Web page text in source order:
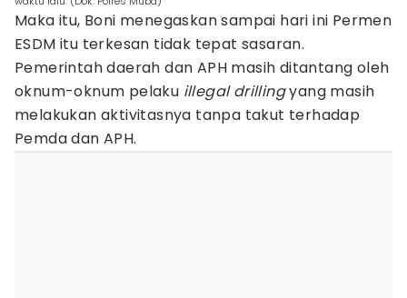
Maka itu, Boni menegaskan sampai hari ini Permen
ESDM itu terkesan tidak tepat sasaran.
Pemerintah daerah dan APH masih ditantang oleh
oknum-oknum pelaku illegal drillingyang masih
melakukan aktivitasnya tanpa takut terhadap
Pemda dan APH.